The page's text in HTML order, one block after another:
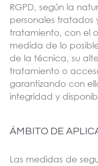
RGPD, según la
personales tratados
tratamiento, con el
medida de lo
de la técnica, su
tratamiento o
garantizando con
integridad y
ÁMBITO DE
Las medidas de